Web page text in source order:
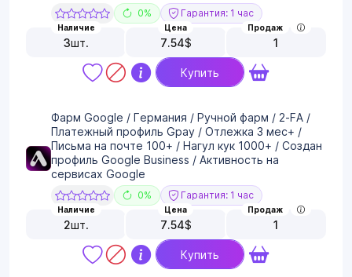
0% Гарантия: 1 час
Наличие
3шт.
Цена
7.54$
Продаж
1
Купить
Фарм Google / Германия / Ручной фарм / 2-FA /
Платежный профиль Gpay / Отлежка 3 мес+ /
Письма на почте 100+ / Нагул кук 1000+ / Создан
профиль Google Business / Активность на
сервисах Google
0% Гарантия: 1 час
Наличие
2шт.
Цена
7.54$
Продаж
1
Купить